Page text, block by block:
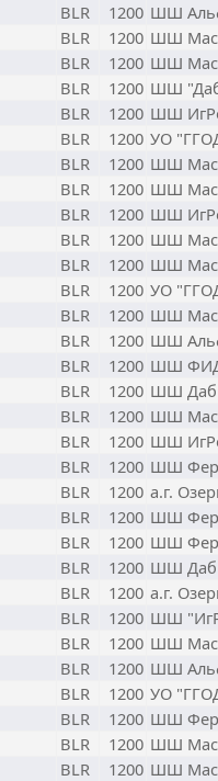
BLR 1200 ШШ
BLR 1200 ШШ
BLR 1200 ШШ
BLR 1200 ШШ
BLR 1200 ШШ
BLR 1200 УО
BLR 1200 ШШ
BLR 1200 ШШ
BLR 1200 ШШ
BLR 1200 ШШ
BLR 1200 ШШ
BLR 1200 УО
BLR 1200 ШШ
BLR 1200 ШШ
BLR 1200 ШШ
BLR 1200 ШШ
BLR 1200 ШШ
BLR 1200 ШШ
BLR 1200 ШШ
BLR 1200 а.г.
BLR 1200 ШШ
BLR 1200 ШШ
BLR 1200 ШШ
BLR 1200 а.г.
BLR 1200 ШШ
BLR 1200 ШШ
BLR 1200 ШШ
BLR 1200 УО
BLR 1200 ШШ
BLR 1200 ШШ
BLR 1200 ШШ